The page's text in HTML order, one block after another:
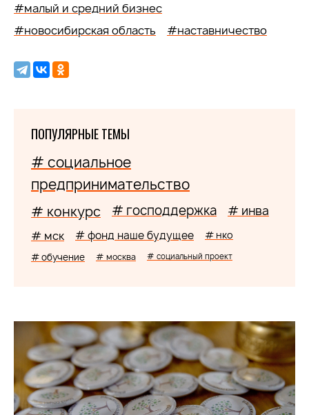
#малый и средний бизнес
#новосибирская область
#наставничество
ПОПУЛЯРНЫЕ ТЕМЫ
# социальное
предпринимательство
# конкурс # господдержка # инва
# мск # фонд наше будущее # нко
# обучение # москва # социальный проект